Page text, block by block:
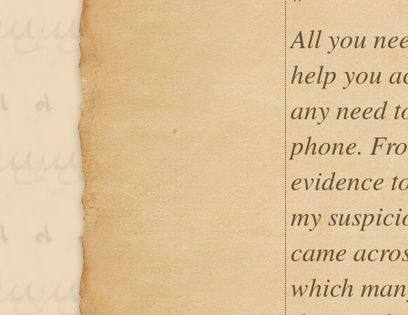
All you
help you
any need
phone.
evidence
my
came
which